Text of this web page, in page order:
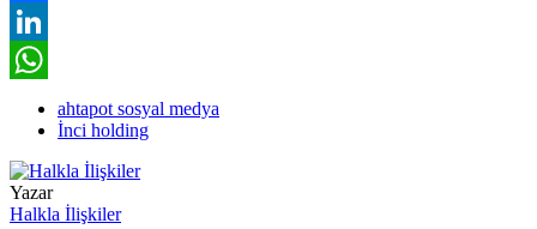
Facebook
LinkedIn
WhatsApp
ahtapot sosyal medya
İnci holding
Yazar
Halkla İlişkiler